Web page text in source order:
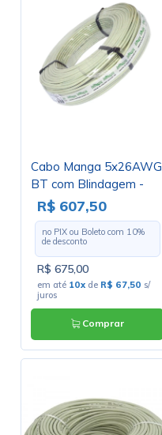
Cabo Manga 5x26AWG
BT com Blindagem -
Rolo com 100 Metros
R$ 607,50
no PIX ou Boleto com 10%
de desconto
R$ 675,00
em até 10x de R$ 67,50 s/
juros
Comprar